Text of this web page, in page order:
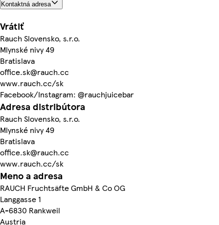
Kontaktná adresa
Vrátiť
Rauch Slovensko, s.r.o.
Mlynské nivy 49
Bratislava
office.sk@rauch.cc
www.rauch.cc/sk
Facebook/Instagram: @rauchjuicebar
Adresa distribútora
Rauch Slovensko, s.r.o.
Mlynské nivy 49
Bratislava
office.sk@rauch.cc
www.rauch.cc/sk
Meno a adresa
RAUCH Fruchtsäfte GmbH & Co OG
Langgasse 1
A-6830 Rankweil
Austria